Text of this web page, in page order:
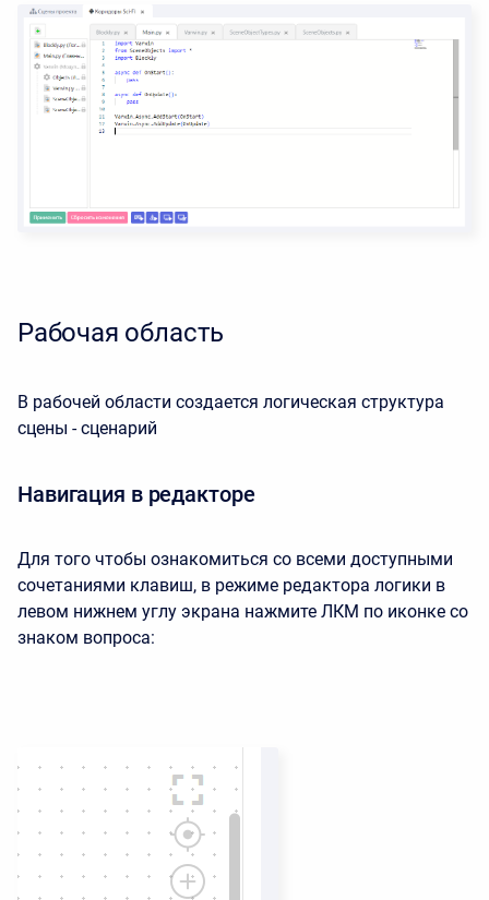
Рабочая область
В рабочей области создается логическая структура
сцены - сценарий
Навигация в редакторе
Для того чтобы ознакомиться со всеми доступными
сочетаниями клавиш, в режиме редактора логики в
левом нижнем углу экрана нажмите ЛКМ по иконке со
знаком вопроса: